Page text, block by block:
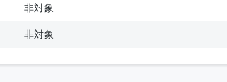
非対象
非対象